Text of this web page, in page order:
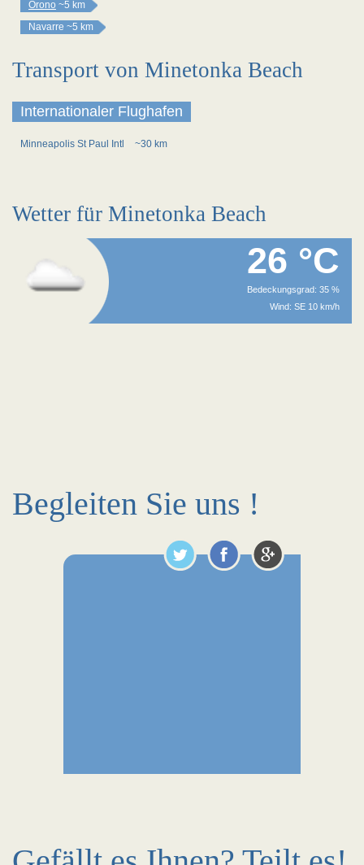
Orono ~5 km
Navarre ~5 km
Transport von Minetonka Beach
Internationaler Flughafen
Minneapolis St Paul Intl ~30 km
Wetter für Minetonka Beach
26 °C
Bedeckungsgrad: 35 %
Wind: SE 10 km/h
Begleiten Sie uns !